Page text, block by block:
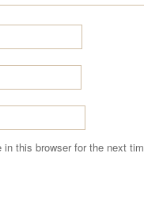
this browser for the next